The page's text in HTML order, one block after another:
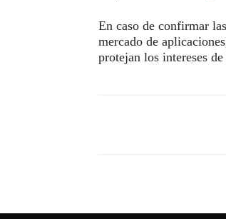
En caso de confirmar
mercado de
protejan los intereses